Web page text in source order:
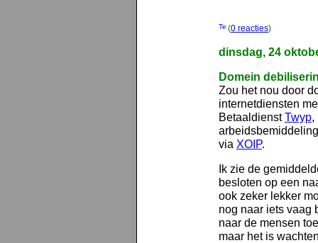
(0 reacties)
dinsdag, 24
Domein
Zou het nou door
internetdiensten
BetaaldienstTwyp,
via XOIP.
Ik zie de
besloten op een
ook zeker lekker
nog naar iets vaag
naar de mensen
maar het is